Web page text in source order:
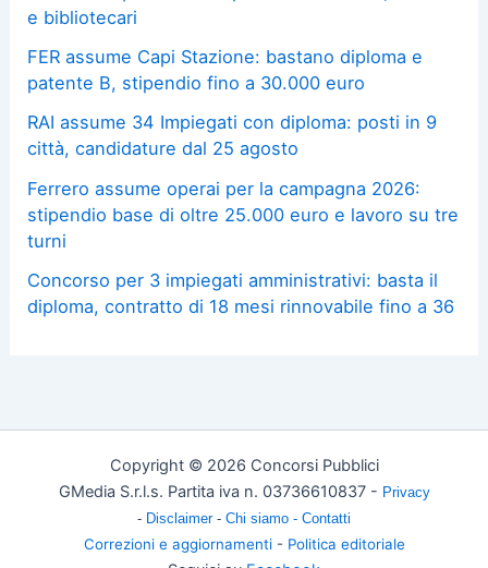
e bibliotecari
FER assume Capi Stazione: bastano diploma e
patente B, stipendio fino a 30.000 euro
RAI assume 34 Impiegati con diploma: posti in 9
città, candidature dal 25 agosto
Ferrero assume operai per la campagna 2026:
stipendio base di oltre 25.000 euro e lavoro su tre
turni
Concorso per 3 impiegati amministrativi: basta il
diploma, contratto di 18 mesi rinnovabile fino a 36
Copyright © 2026 Concorsi Pubblici
GMedia S.r.l.s. Partita iva n. 03736610837 - Privacy
- Disclaimer - Chi siamo - Contatti
Correzioni e aggiornamenti- Politica editoriale